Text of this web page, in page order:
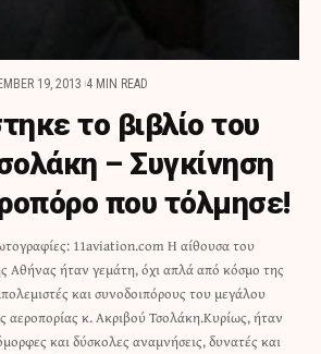
19, 2013 4 MIN READ
το βιβλίο του
– Συγκίνηση
που τόλμησε!
11aviation.com Η αίθουσα του
Αθήνας ήταν γεμάτη, όχι απλά από κόσμο της
και συνοδοιπόρους του μεγάλου
αεροπορίας κ. Ακριβού Τσολάκη.Κυρίως, ήταν
και δύσκολες αναμνήσεις, δυνατές και